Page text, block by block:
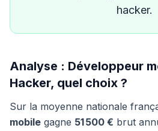
hacker.
Analyse : Développeur
Hacker, quel choix ?
Sur la moyenne nationale
mobile gagne 51 500 € brut